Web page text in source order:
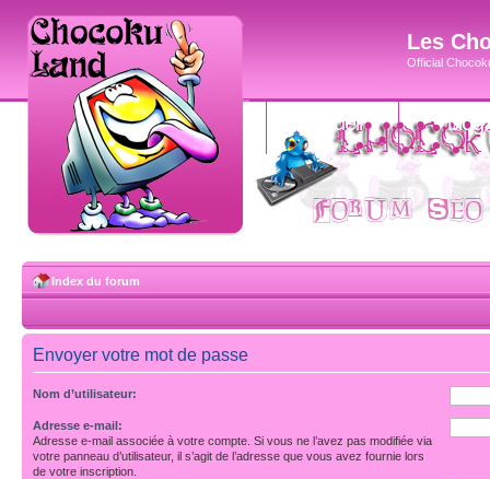
Les
Official
accueil blog
Index du forum
Envoyer votre mot de passe
Nom d’utilisateur:
Adresse e-mail:
Adresse e-mail associée à votre compte. Si vous ne l’avez pas modifiée via
votre panneau d’utilisateur, il s’agit de l’adresse que vous avez fournie lors
de votre inscription.